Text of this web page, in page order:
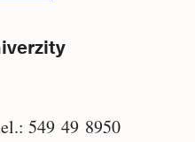
549 49 8950